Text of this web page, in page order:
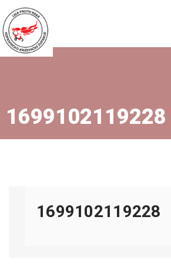
1699102119228
1699102119228